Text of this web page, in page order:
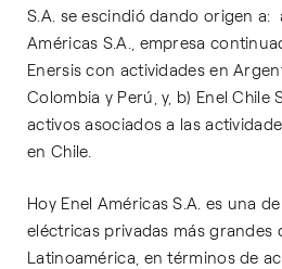
S.A. se escindió dando origen a:
Américas S.A., empresa
Enersis con actividades en
Colombia y Perú, y, b) Enel Chile
activos asociados a las
en Chile.
Hoy Enel Américas S.A. es una
eléctricas privadas más grandes
Latinoamérica, en términos de